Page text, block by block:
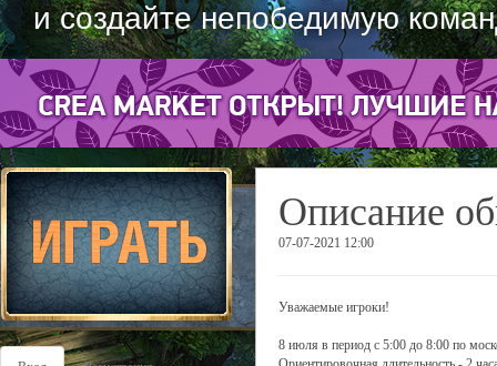
и создайте непобедимую
Описание
07-07-2021 12:00
Уважаемые игроки!
8 июля в период с 5:00 до 8:00 по